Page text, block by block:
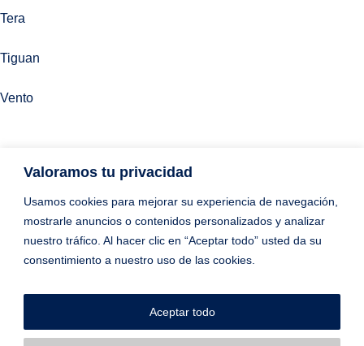
Valoramos tu privacidad
Usamos cookies para mejorar su experiencia de navegación,
mostrarle anuncios o contenidos personalizados y analizar
nuestro tráfico. Al hacer clic en “Aceptar todo” usted da su
consentimiento a nuestro uso de las cookies.
Aceptar todo
Tera
Tiguan
Vento
Libro de quejas|